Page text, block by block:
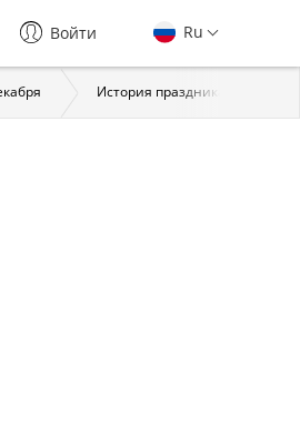
Ru
Войти
История праздника